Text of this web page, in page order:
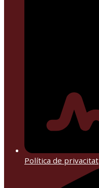
Política de privacitat